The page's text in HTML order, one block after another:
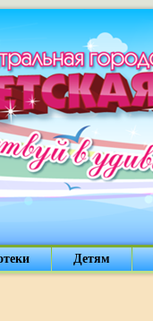
Детям